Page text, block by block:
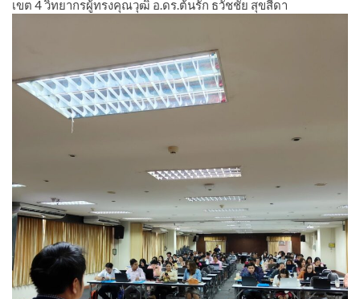
เขต 4 วิทยากรผู้ทรงคุณวุฒิ อ.ดร.ต้นรัก ธวัชชัย สุขสีดา